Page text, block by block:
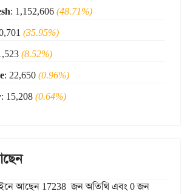
: 1,152,606(48.71%)
(35.95%)
(8.52%)
: 22,650(0.96%)
: 15,208(0.64%)
আছেন 17238 জন অতিথি এবং 0 জন